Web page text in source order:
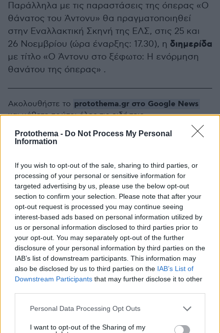
Protothema - Do Not Process My Personal
Information
If you wish to opt-out of the sale, sharing to third parties, or
processing of your personal or sensitive information for
targeted advertising by us, please use the below opt-out
section to confirm your selection. Please note that after your
opt-out request is processed you may continue seeing
interest-based ads based on personal information utilized by
us or personal information disclosed to third parties prior to
your opt-out. You may separately opt-out of the further
disclosure of your personal information by third parties on the
IAB’s list of downstream participants. This information may
also be disclosed by us to third parties on the IAB’s List of
Downstream Participants that may further disclose it to other
Please note that this website/app uses one or more Google
not limited to your visit or usage behaviour. You may click to
Personal Data Processing Opt Outs
I want to opt-out of the Sharing of my
Παράλληλα με τις παραστάσεις της όπερας «Ο
θάνατος του Άντονυ» θα πραγματοποιηθεί
στην Εναλλακτική Σκηνή της ΕΛΣ, στις 25 και
26 Νοεμβρίου (ώρα έναρξης: 17.30), η διημερίδα
με τίτλο «Ο Άντονυ στο ξέφωτο: Η ενόρμηση
θανάτου της όπερας» .
Thema Insights
Ακολουθήστε το protothema.gr στο Google News
και μάθετε πρώτοι όλες τις ειδήσεις
Δείτε όλες τις τελευταίεςΕιδήσεις από την Ελλάδα
Protothema.gr